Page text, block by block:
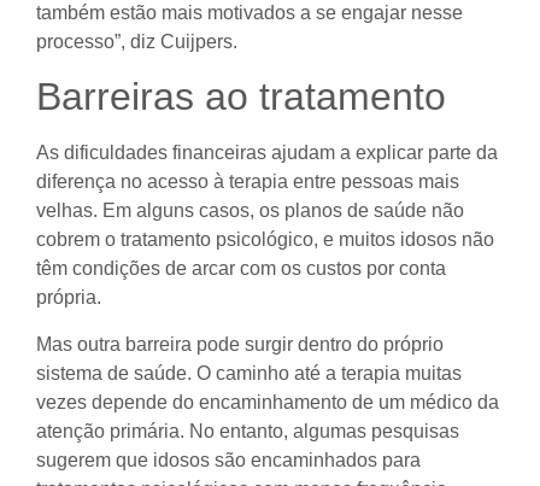
também estão mais motivados a se engajar nesse
processo”, diz Cuijpers.
Barreiras ao tratamento
As dificuldades financeiras ajudam a explicar parte da
diferença no acesso à terapia entre pessoas mais
velhas. Em alguns casos, os planos de saúde não
cobrem o tratamento psicológico, e muitos idosos não
têm condições de arcar com os custos por conta
própria.
Mas outra barreira pode surgir dentro do próprio
sistema de saúde. O caminho até a terapia muitas
vezes depende do encaminhamento de um médico da
atenção primária. No entanto, algumas pesquisas
sugerem que idosos são encaminhados para